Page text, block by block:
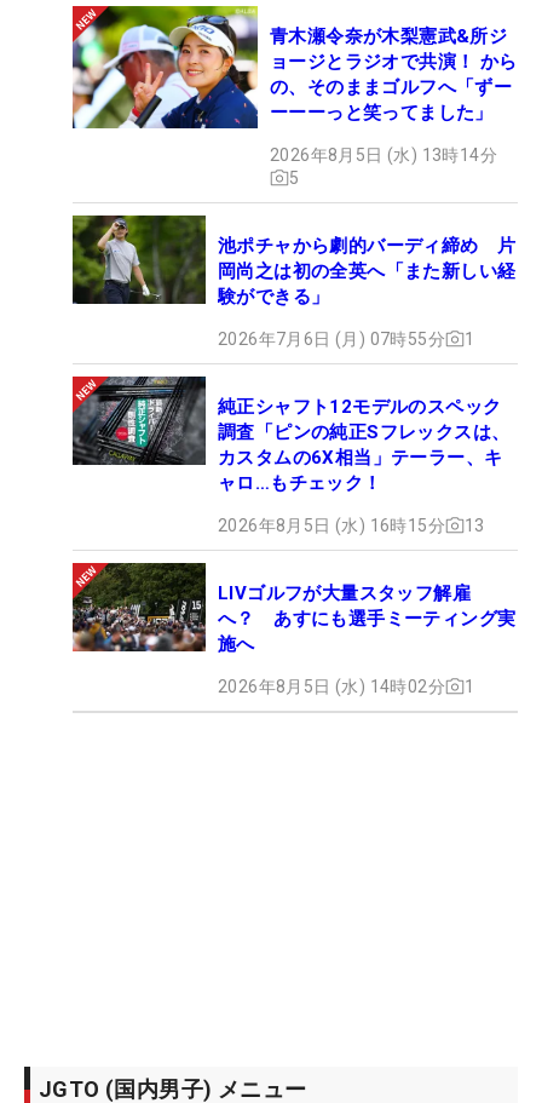
青木瀬令奈が木梨憲武&所ジ
ョージとラジオで共演！ から
の、そのままゴルフへ「ずー
ーーーっと笑ってました」
2026年8月5日 (水) 13時14分
5
池ポチャから劇的バーディ締め 片
岡尚之は初の全英へ「また新しい経
験ができる」
2026年7月6日 (月) 07時55分 1
純正シャフト12モデルのスペック
調査「ピンの純正Sフレックスは、
カスタムの6X相当」テーラー、キ
ャロ…もチェック！
2026年8月5日 (水) 16時15分 13
LIVゴルフが大量スタッフ解雇
へ？ あすにも選手ミーティング実
施へ
2026年8月5日 (水) 14時02分 1
JGTO (国内男子) メニュー